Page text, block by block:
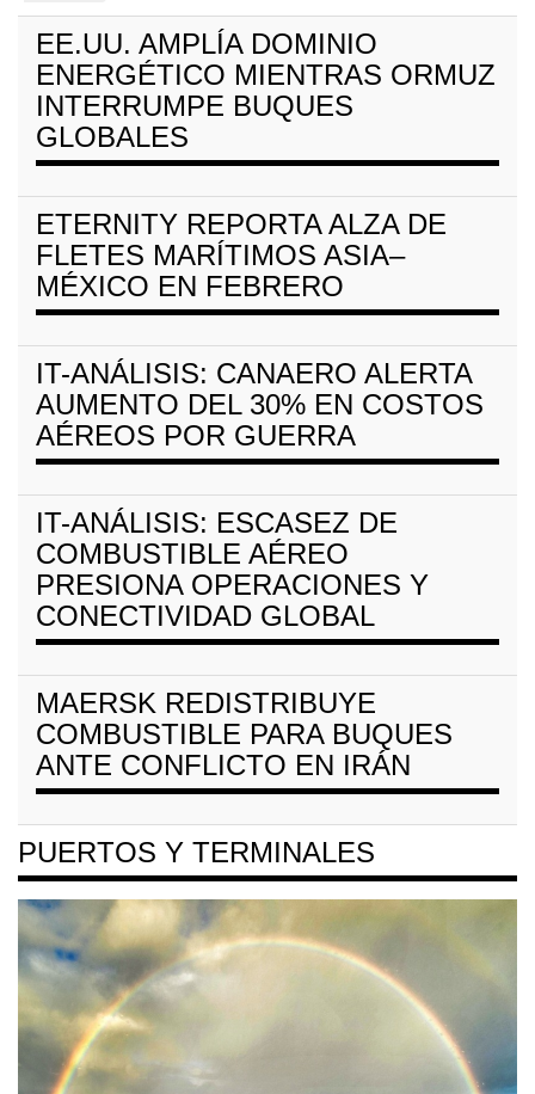
EE.UU. AMPLÍA DOMINIO
ENERGÉTICO MIENTRAS ORMUZ
INTERRUMPE BUQUES
GLOBALES
ETERNITY REPORTA ALZA DE
FLETES MARÍTIMOS ASIA–
MÉXICO EN FEBRERO
IT-ANÁLISIS: CANAERO ALERTA
AUMENTO DEL 30% EN COSTOS
AÉREOS POR GUERRA
IT-ANÁLISIS: ESCASEZ DE
COMBUSTIBLE AÉREO
PRESIONA OPERACIONES Y
CONECTIVIDAD GLOBAL
MAERSK REDISTRIBUYE
COMBUSTIBLE PARA BUQUES
ANTE CONFLICTO EN IRÁN
PUERTOS Y TERMINALES